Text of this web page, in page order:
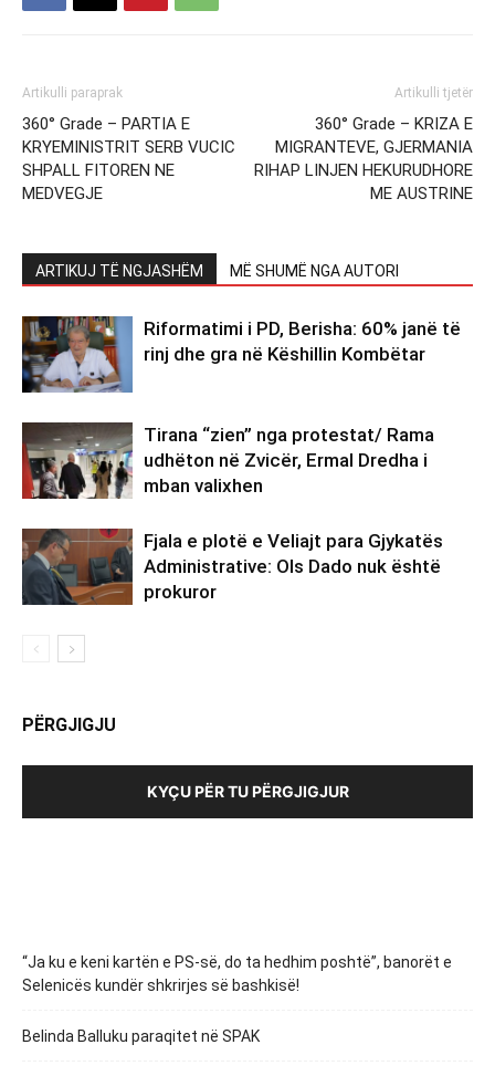
Artikulli paraprak
360° Grade – PARTIA E
KRYEMINISTRIT SERB VUCIC
SHPALL FITOREN NE
MEDVEGJE
Artikulli tjetër
360° Grade – KRIZA E
MIGRANTEVE, GJERMANIA
RIHAP LINJEN HEKURUDHORE
ME AUSTRINE
ARTIKUJ TË NGJASHËM MË SHUMË NGA AUTORI
Riformatimi i PD, Berisha: 60% janë të
rinj dhe gra në Këshillin Kombëtar
Tirana “zien” nga protestat/ Rama
udhëton në Zvicër, Ermal Dredha i
mban valixhen
Fjala e plotë e Veliajt para Gjykatës
Administrative: Ols Dado nuk është
prokuror
PËRGJIGJU
KYÇU PËR TU PËRGJIGJUR
“Ja ku e keni kartën e PS-së, do ta hedhim poshtë”, banorët e
Selenicës kundër shkrirjes së bashkisë!
Belinda Balluku paraqitet në SPAK